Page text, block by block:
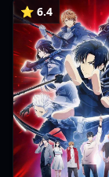
⭐ 6.4